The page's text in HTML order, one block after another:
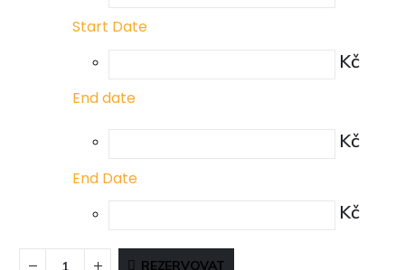
Start Date
Kč
End date
Kč
End Date
Kč
REZERVOVAT